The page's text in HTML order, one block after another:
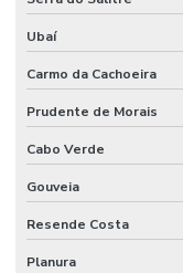
Ubaí
Carmo da Cachoeira
Prudente de Morais
Cabo Verde
Gouveia
Resende Costa
Planura